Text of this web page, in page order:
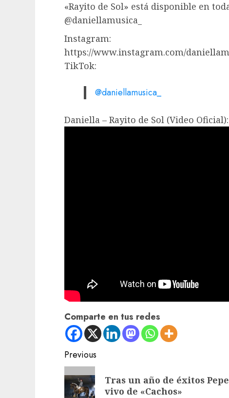
«Rayito de Sol» está disponible en
@daniellamusica_
Instagram:
https://www.instagram.com/
TikTok:
@daniellamusica_
Daniella – Rayito de Sol (Video Oficial):
Comparte en tus redes
Post
navigation
Previous
Previous
post:
Tras un año de éxitos
vivo de «Cachos»